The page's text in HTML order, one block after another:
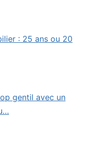
: 25 ans ou 20
gentil avec un